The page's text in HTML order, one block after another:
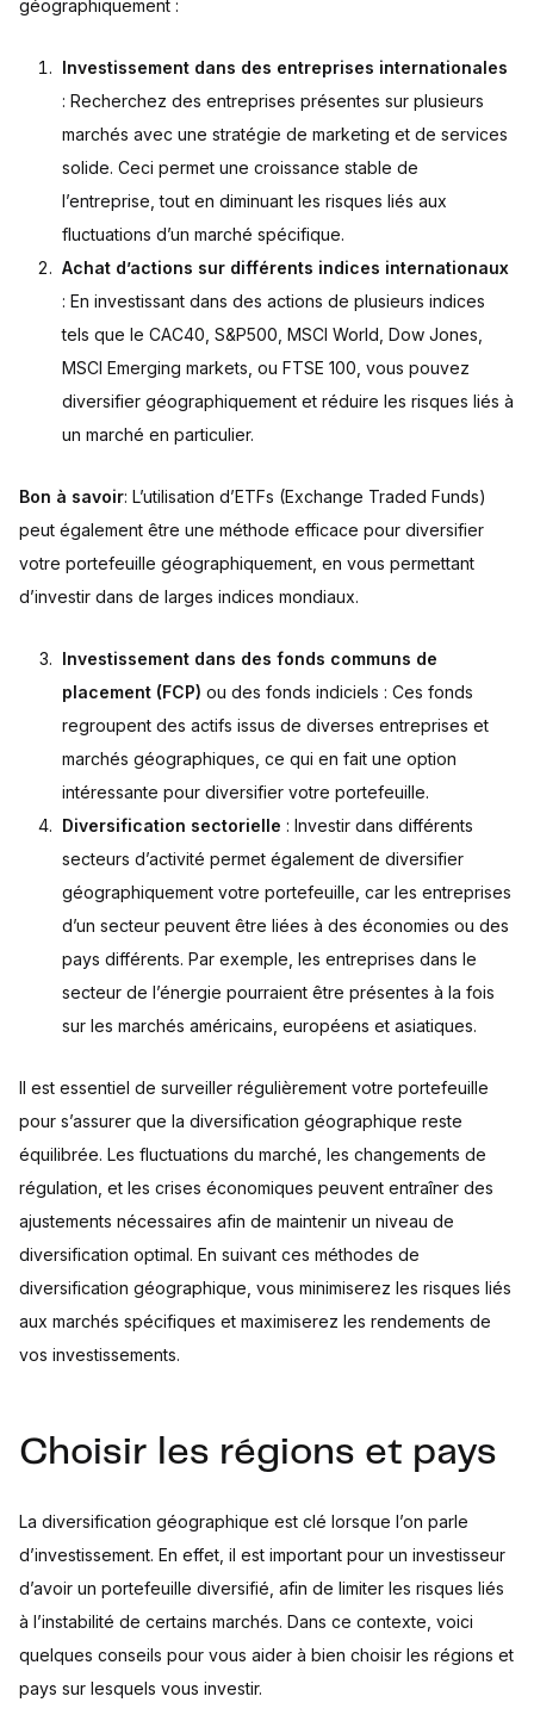
géographiquement :
Investissement dans des entreprises internationales
: Recherchez des entreprises présentes sur plusieurs
marchés avec une stratégie de marketing et de services
solide. Ceci permet une croissance stable de
l’entreprise, tout en diminuant les risques liés aux
fluctuations d’un marché spécifique.
Achat d’actions sur différents indices internationaux
: En investissant dans des actions de plusieurs indices
tels que le CAC40, S&P500, MSCI World, Dow Jones,
MSCI Emerging markets, ou FTSE 100, vous pouvez
diversifier géographiquement et réduire les risques liés à
un marché en particulier.
Bon à savoir: L’utilisation d’ETFs (Exchange Traded Funds)
peut également être une méthode efficace pour diversifier
votre portefeuille géographiquement, en vous permettant
d’investir dans de larges indices mondiaux.
Investissement dans des fonds communs de
placement (FCP) ou des fonds indiciels : Ces fonds
regroupent des actifs issus de diverses entreprises et
marchés géographiques, ce qui en fait une option
intéressante pour diversifier votre portefeuille.
Diversification sectorielle : Investir dans différents
secteurs d’activité permet également de diversifier
géographiquement votre portefeuille, car les entreprises
d’un secteur peuvent être liées à des économies ou des
pays différents. Par exemple, les entreprises dans le
secteur de l’énergie pourraient être présentes à la fois
sur les marchés américains, européens et asiatiques.
Il est essentiel de surveiller régulièrement votre portefeuille
pour s’assurer que la diversification géographique reste
équilibrée. Les fluctuations du marché, les changements de
régulation, et les crises économiques peuvent entraîner des
ajustements nécessaires afin de maintenir un niveau de
diversification optimal. En suivant ces méthodes de
diversification géographique, vous minimiserez les risques liés
aux marchés spécifiques et maximiserez les rendements de
vos investissements.
Choisir les régions et pays
La diversification géographique est clé lorsque l’on parle
d’investissement. En effet, il est important pour un investisseur
d’avoir un portefeuille diversifié, afin de limiter les risques liés
à l’instabilité de certains marchés. Dans ce contexte, voici
quelques conseils pour vous aider à bien choisir les régions et
pays sur lesquels vous investir.